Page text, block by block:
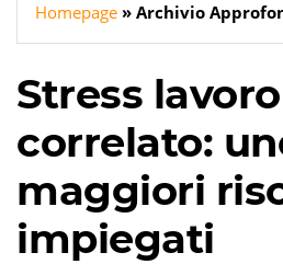
Homepage Archivio
Stress lavoro
correlato:
maggiori
impiegati